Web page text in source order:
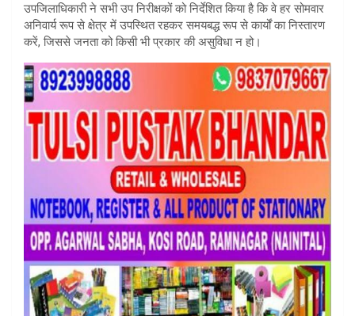
उपजिलाधिकारी ने सभी उप निरीक्षकों को निर्देशित किया है कि वे हर सोमवार
अनिवार्य रूप से क्षेत्र में उपस्थित रहकर समयबद्ध रूप से कार्यों का निस्तारण
करें, जिससे जनता को किसी भी प्रकार की असुविधा न हो।